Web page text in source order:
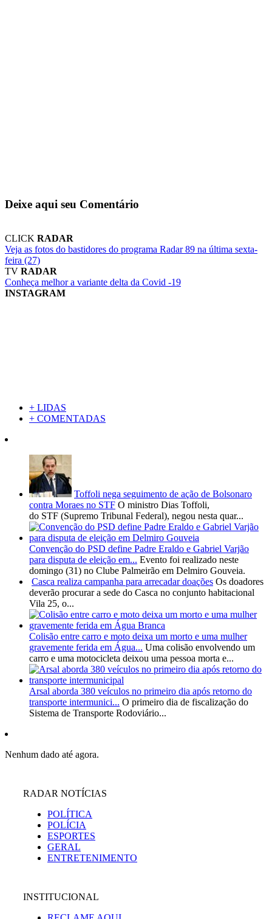
Deixe aqui seu Comentário
CLICK RADAR
Veja as fotos do bastidores do programa Radar 89 na última sexta-
feira (27)
TV RADAR
Conheça melhor a variante delta da Covid -19
INSTAGRAM
+ LIDAS
+ COMENTADAS
Toffoli nega seguimento de ação de Bolsonaro
contra Moraes no STF O ministro Dias Toffoli,
do STF (Supremo Tribunal Federal), negou nesta quar...
Convenção do PSD define Padre Eraldo e Gabriel Varjão
para disputa de eleição em... Evento foi realizado neste
domingo (31) no Clube Palmeirão em Delmiro Gouveia.
Casca realiza campanha para arrecadar doações Os doadores
deverão procurar a sede do Casca no conjunto habitacional
Vila 25, o...
Colisão entre carro e moto deixa um morto e uma mulher
gravemente ferida em Água... Uma colisão envolvendo um
carro e uma motocicleta deixou uma pessoa morta e...
Arsal aborda 380 veículos no primeiro dia após retorno do
transporte intermunici... O primeiro dia de fiscalização do
Sistema de Transporte Rodoviário...
Nenhum dado até agora.
RADAR NOTÍCIAS
POLÍTICA
POLÍCIA
ESPORTES
GERAL
ENTRETENIMENTO
INSTITUCIONAL